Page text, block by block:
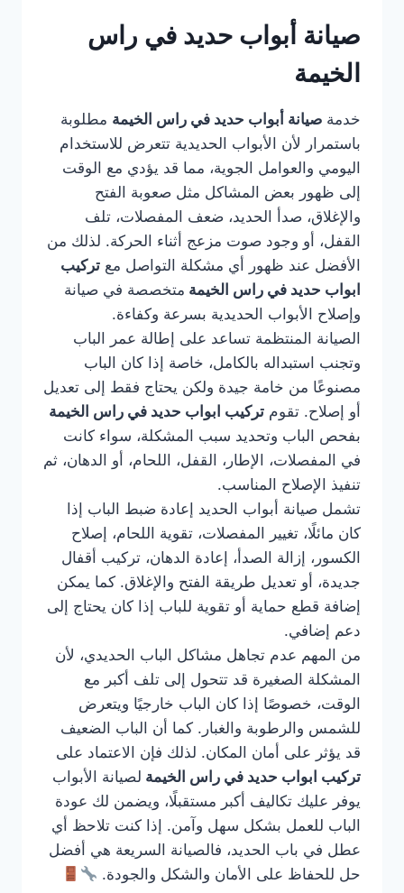
صيانة أبواب حديد في راس
الخيمة
خدمة صيانة أبواب حديد في راس الخيمة مطلوبة
باستمرار لأن الأبواب الحديدية تتعرض للاستخدام
اليومي والعوامل الجوية، مما قد يؤدي مع الوقت
إلى ظهور بعض المشاكل مثل صعوبة الفتح
والإغلاق، صدأ الحديد، ضعف المفصلات، تلف
القفل، أو وجود صوت مزعج أثناء الحركة. لذلك من
الأفضل عند ظهور أي مشكلة التواصل مع تركيب
ابواب حديد في راس الخيمة متخصصة في صيانة
وإصلاح الأبواب الحديدية بسرعة وكفاءة.
الصيانة المنتظمة تساعد على إطالة عمر الباب
وتجنب استبداله بالكامل، خاصة إذا كان الباب
مصنوعًا من خامة جيدة ولكن يحتاج فقط إلى تعديل
أو إصلاح. تقوم تركيب ابواب حديد في راس الخيمة
بفحص الباب وتحديد سبب المشكلة، سواء كانت
في المفصلات، الإطار، القفل، اللحام، أو الدهان، ثم
تنفيذ الإصلاح المناسب.
تشمل صيانة أبواب الحديد إعادة ضبط الباب إذا
كان مائلًا، تغيير المفصلات، تقوية اللحام، إصلاح
الكسور، إزالة الصدأ، إعادة الدهان، تركيب أقفال
جديدة، أو تعديل طريقة الفتح والإغلاق. كما يمكن
إضافة قطع حماية أو تقوية للباب إذا كان يحتاج إلى
دعم إضافي.
من المهم عدم تجاهل مشاكل الباب الحديدي، لأن
المشكلة الصغيرة قد تتحول إلى تلف أكبر مع
الوقت، خصوصًا إذا كان الباب خارجيًا ويتعرض
للشمس والرطوبة والغبار. كما أن الباب الضعيف
قد يؤثر على أمان المكان. لذلك فإن الاعتماد على
تركيب ابواب حديد في راس الخيمة لصيانة الأبواب
يوفر عليك تكاليف أكبر مستقبلًا، ويضمن لك عودة
الباب للعمل بشكل سهل وآمن. إذا كنت تلاحظ أي
عطل في باب الحديد، فالصيانة السريعة هي أفضل
حل للحفاظ على الأمان والشكل والجودة.